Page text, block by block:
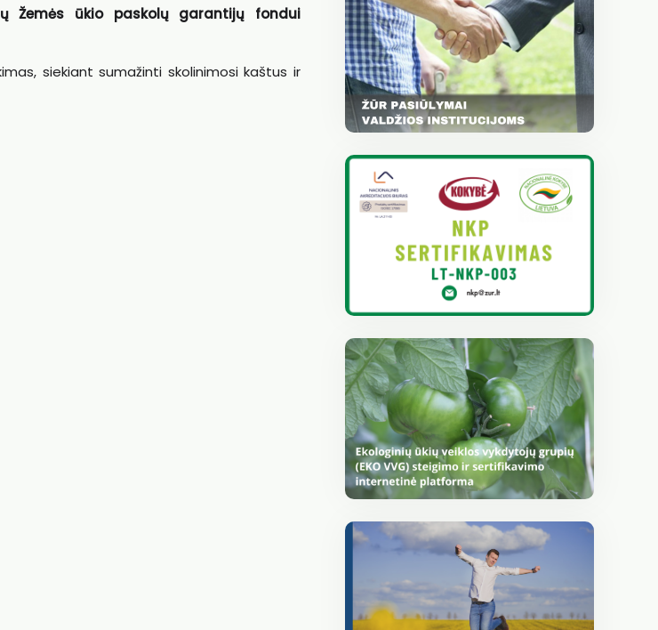
Žemės ūkio paskolų garantijų fondui
siekiant sumažinti skolinimosi kaštus ir